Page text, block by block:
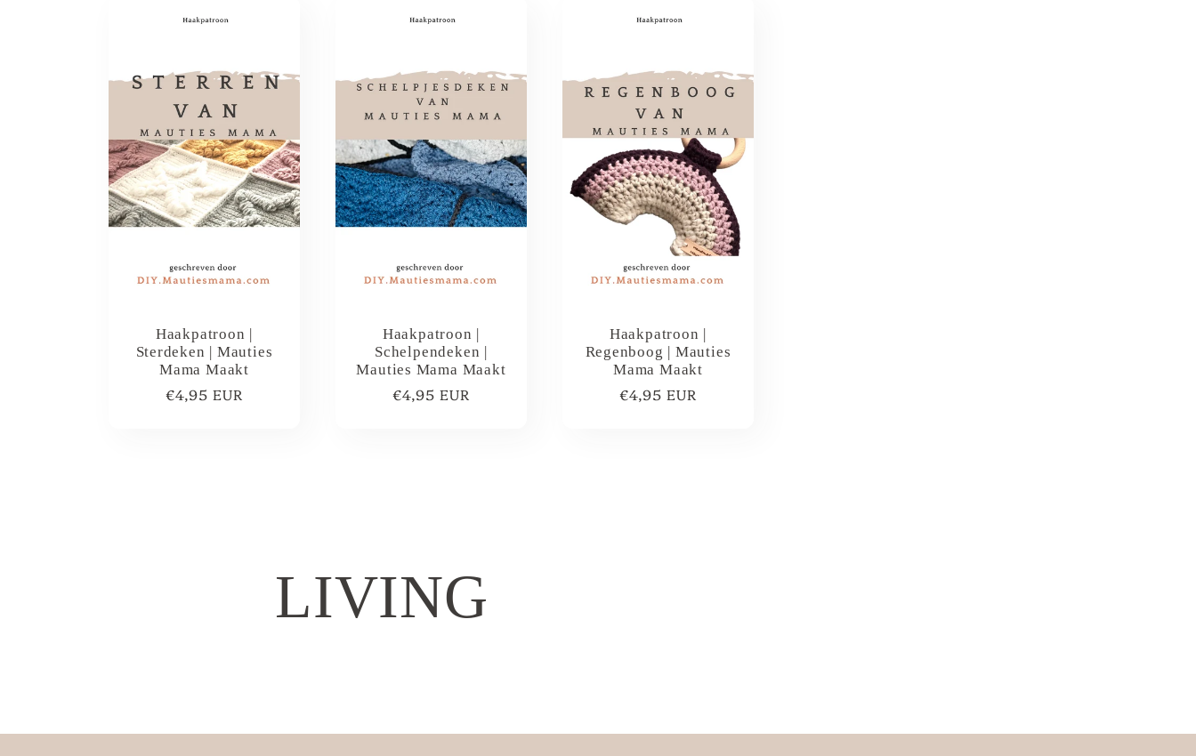
Haakpatroon |
Sterdeken | Mauties
Mama Maakt
Normale
€4,95 EUR
Haakpatroon |
Schelpendeken |
Mauties Mama Maakt
Normale
€4,95 EUR
Haakpatroon |
Regenboog | Mauties
Mama Maakt
Normale
€4,95 EUR
LIVING